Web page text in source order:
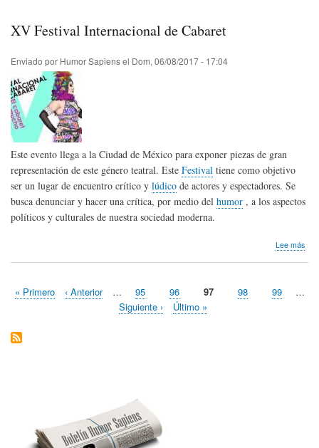
XV Festival Internacional de Cabaret
Enviado por Humor Sapiensel Dom, 06/08/2017 - 17:04
Este evento llega a la Ciudad de México para exponer piezas de gran
representación de este género teatral. Este Festival tiene como objetivo
ser un lugar de encuentro crítico y lúdico de actores y espectadores. Se
busca denunciar y hacer una crítica, por medio del humor , a los aspectos
políticos y culturales de nuestra sociedad moderna.
Lee más
Paginación
Primera
« Primero
Página
‹ Anterior … Page
95 Page
96
Página
actual
97 Page
98 Page
99
…
Siguiente
Siguiente ›
Última
Último »